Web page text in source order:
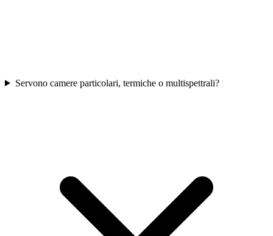
Servono camere particolari, termiche o multispettrali?